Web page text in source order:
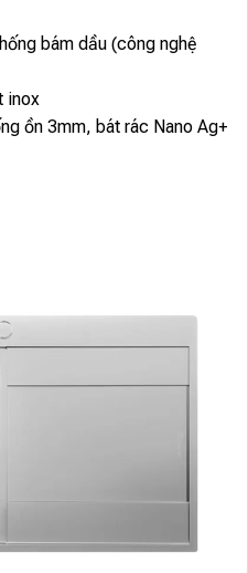
bám dầu (công nghệ
inox
ồn 3mm, bát rác Nano Ag+